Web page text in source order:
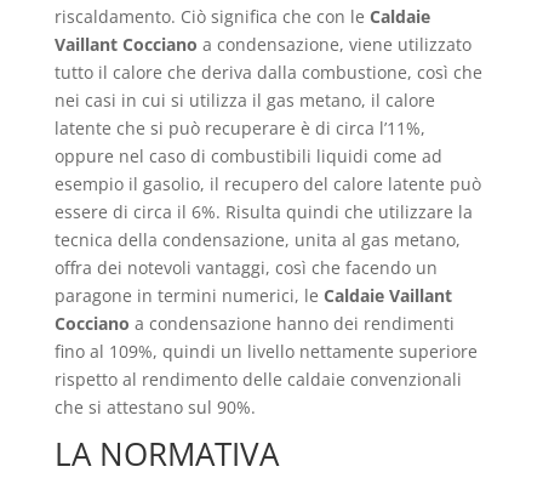
riscaldamento. Ciò significa che con le Caldaie
Vaillant Cocciano a condensazione, viene utilizzato
tutto il calore che deriva dalla combustione, così che
nei casi in cui si utilizza il gas metano, il calore
latente che si può recuperare è di circa l’11%,
oppure nel caso di combustibili liquidi come ad
esempio il gasolio, il recupero del calore latente può
essere di circa il 6%. Risulta quindi che utilizzare la
tecnica della condensazione, unita al gas metano,
offra dei notevoli vantaggi, così che facendo un
paragone in termini numerici, le Caldaie Vaillant
Cocciano a condensazione hanno dei rendimenti
fino al 109%, quindi un livello nettamente superiore
rispetto al rendimento delle caldaie convenzionali
che si attestano sul 90%.
LA NORMATIVA